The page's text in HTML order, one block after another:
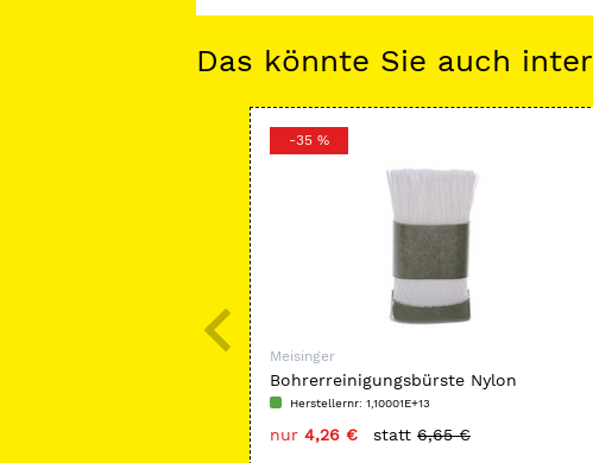
Das könnte Sie auch
-35 %
Meisinger
Bohrerreinigungsbürste Nylon
Herstellernr: 1,10001E+13
nur 4,26 € statt 6,65 €